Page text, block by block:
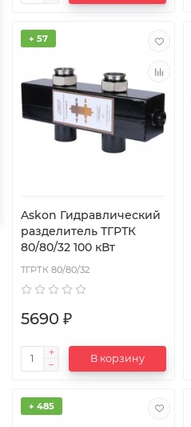
+ 57
Askon Гидравлический
разделитель ТГРТК
80/80/32 100 кВт
TГРТК 80/80/32
5690 ₽
В корзину
+ 485